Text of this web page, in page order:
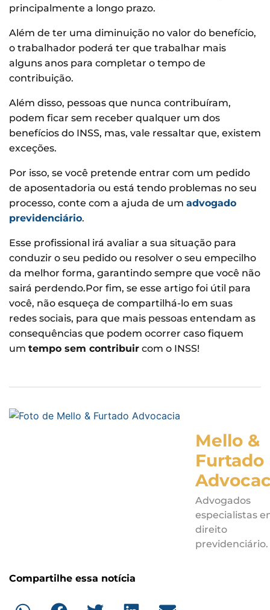
principalmente a longo prazo.
Além de ter uma diminuição no valor do benefício,
o trabalhador poderá ter que trabalhar mais
alguns anos para completar o tempo de
contribuição.
Além disso, pessoas que nunca contribuíram,
podem ficar sem receber qualquer um dos
benefícios do INSS, mas, vale ressaltar que, existem
exceções.
Por isso, se você pretende entrar com um pedido
de aposentadoria ou está tendo problemas no seu
processo, conte com a ajuda de um advogado
previdenciário.
Esse profissional irá avaliar a sua situação para
conduzir o seu pedido ou resolver o seu empecilho
da melhor forma, garantindo sempre que você não
sairá perdendo.Por fim, se esse artigo foi útil para
você, não esqueça de compartilhá-lo em suas
redes sociais, para que mais pessoas entendam as
consequências que podem ocorrer caso fiquem
um tempo sem contribuir com o INSS!
Mello &
Furtado
Advogados
especialistas
direito
previdenciário.
Compartilhe essa notícia